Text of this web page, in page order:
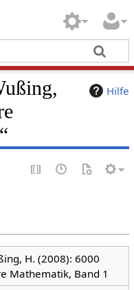
Hilfe
H. (2008): 6000
Mathematik, Band 1